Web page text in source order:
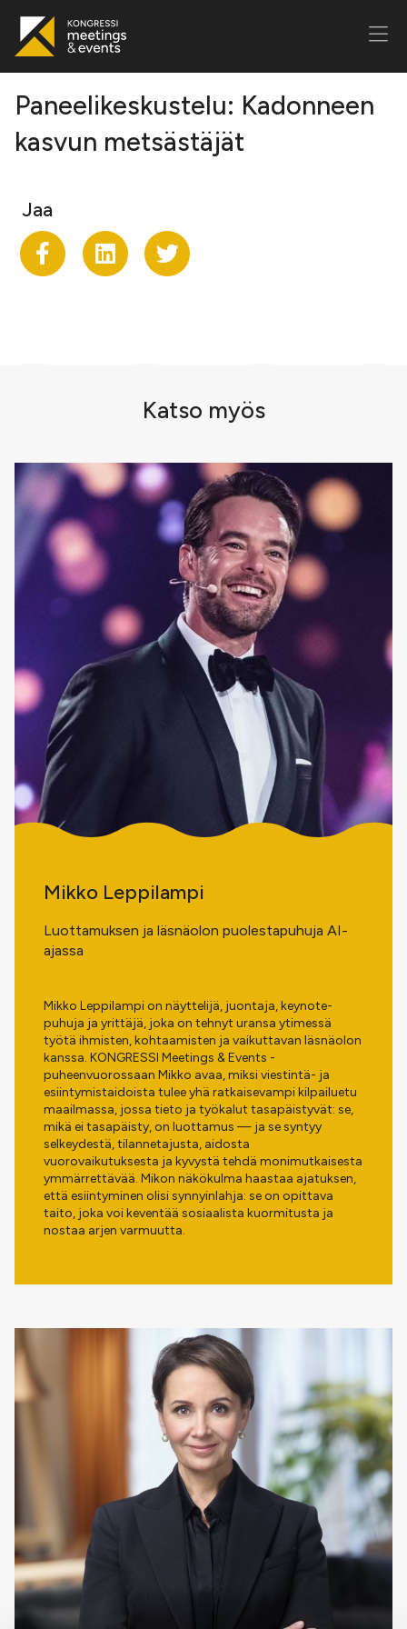
Paneelikeskustelu: Kadonneen
kasvun metsästäjät
Jaa
Jaa Facekookiin
Share on LinkedIn
Katso myös
Mikko Leppilampi
Luottamuksen ja läsnäolon puolestapuhuja AI-
ajassa
Mikko Leppilampi on näyttelijä, juontaja, keynote-
puhuja ja yrittäjä, joka on tehnyt uransa ytimessä
työtä ihmisten, kohtaamisten ja vaikuttavan läsnäolon
kanssa. KONGRESSI Meetings & Events -
puheenvuorossaan Mikko avaa, miksi viestintä- ja
esiintymistaidoista tulee yhä ratkaisevampi kilpailuetu
maailmassa, jossa tieto ja työkalut tasapäistyvät: se,
mikä ei tasapäisty, on luottamus — ja se syntyy
selkeydestä, tilannetajusta, aidosta
vuorovaikutuksesta ja kyvystä tehdä monimutkaisesta
ymmärrettävää. Mikon näkökulma haastaa ajatuksen,
että esiintyminen olisi synnyinlahja: se on opittava
taito, joka voi keventää sosiaalista kuormitusta ja
nostaa arjen varmuutta.